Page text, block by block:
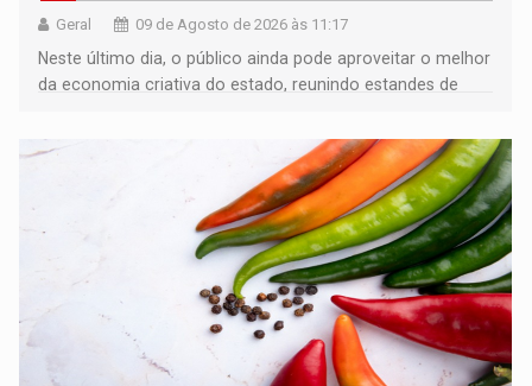
Geral 09 de Agosto de 2026 às 11:17
Neste último dia, o público ainda pode aproveitar o melhor
da economia criativa do estado, reunindo estandes de